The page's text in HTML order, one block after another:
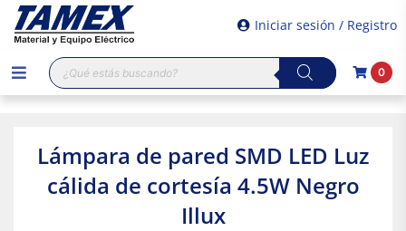
Iniciar sesión / Registro
Búsqueda
de
productos
0
Lámpara de pared SMD LED Luz
cálida de cortesía 4.5W Negro
Illux